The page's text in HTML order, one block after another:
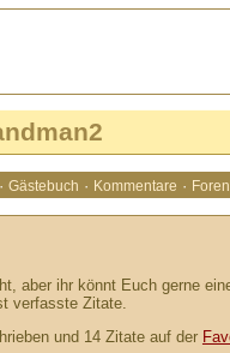
· Gästebuch · Kommentare ·
aber ihr könnt Euch gerne
verfasste Zitate.
und 14 Zitate auf der